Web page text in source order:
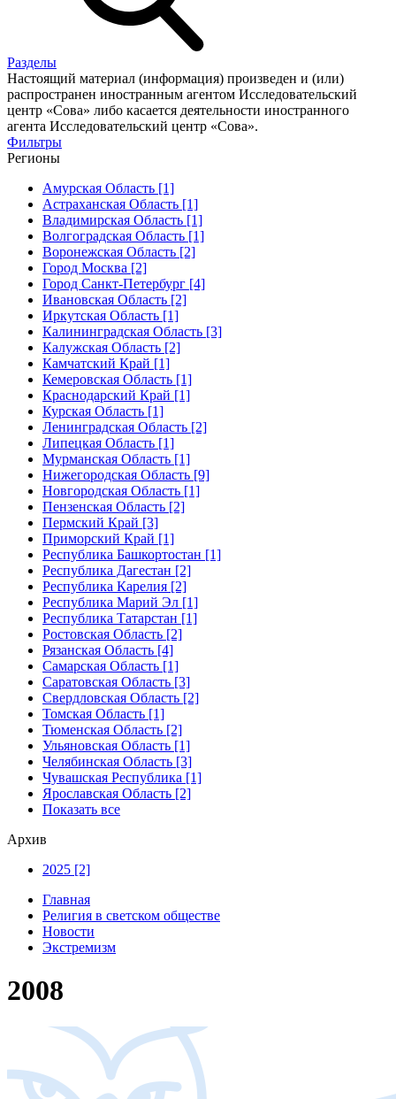
Разделы
Настоящий материал (информация) произведен и (или)
распространен иностранным агентом Исследовательский
центр «Сова» либо касается деятельности иностранного
агента Исследовательский центр «Сова».
Фильтры
Регионы
Амурская Область [1]
Астраханская Область [1]
Владимирская Область [1]
Волгоградская Область [1]
Воронежская Область [2]
Город Москва [2]
Город Санкт-Петербург [4]
Ивановская Область [2]
Иркутская Область [1]
Калининградская Область [3]
Калужская Область [2]
Камчатский Край [1]
Кемеровская Область [1]
Краснодарский Край [1]
Курская Область [1]
Ленинградская Область [2]
Липецкая Область [1]
Мурманская Область [1]
Нижегородская Область [9]
Новгородская Область [1]
Пензенская Область [2]
Пермский Край [3]
Приморский Край [1]
Республика Башкортостан [1]
Республика Дагестан [2]
Республика Карелия [2]
Республика Марий Эл [1]
Республика Татарстан [1]
Ростовская Область [2]
Рязанская Область [4]
Самарская Область [1]
Саратовская Область [3]
Свердловская Область [2]
Томская Область [1]
Тюменская Область [2]
Ульяновская Область [1]
Челябинская Область [3]
Чувашская Республика [1]
Ярославская Область [2]
Показать все
Архив
2025 [2]
Главная
Религия в светском обществе
Новости
Экстремизм
2008